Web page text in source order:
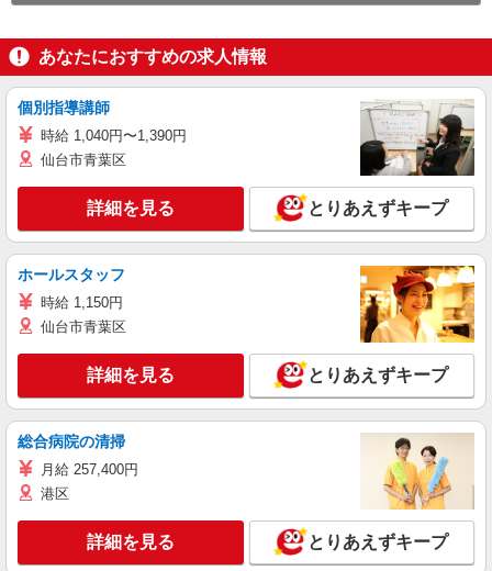
あなたにおすすめの求人情報
個別指導講師
時給 1,040円〜1,390円
仙台市青葉区
詳細を見る とりあえずキープ
ホールスタッフ
時給 1,150円
仙台市青葉区
詳細を見る とりあえずキープ
総合病院の清掃
月給 257,400円
港区
詳細を見る とりあえずキープ